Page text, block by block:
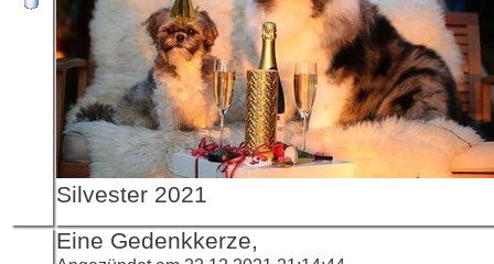
Silvester 2021
Eine Gedenkkerze,